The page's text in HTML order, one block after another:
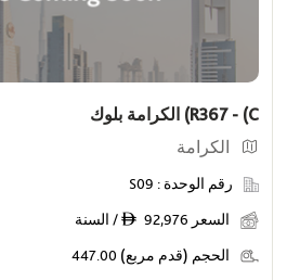
R367 - (C) الكرامة بلوك
الكرامة
رقم الوحدة : S09
السعر ê 92,976 / السنة
الحجم (قدم مربع) 447.00